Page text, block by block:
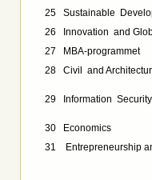
25
Sustainable
26
Innovation and
27
MBA-programmet
28
Civil and
29 Information Security
30
Economics
31
Entrepreneurship